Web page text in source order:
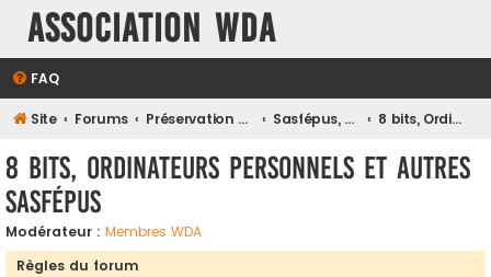
Association WDA
FAQ
Site Forums Préservation et Restauration du Patrimoine Numérique Sasfépus, Oldies, Machines & Systèmes d'Antan 8 bits, Ordinateurs personnels et autres Sasfépus
8 bits, Ordinateurs personnels et autres
Sasfépus
Modérateur : Membres WDA
Règles du forum